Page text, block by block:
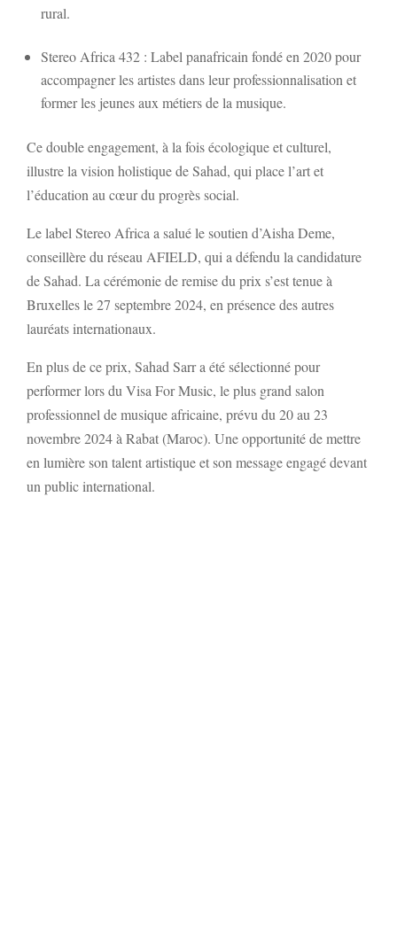
rural.
Stereo Africa 432 : Label panafricain fondé en 2020 pour
accompagner les artistes dans leur professionnalisation et
former les jeunes aux métiers de la musique.
Ce double engagement, à la fois écologique et culturel,
illustre la vision holistique de Sahad, qui place l’art et
l’éducation au cœur du progrès social.
Le label Stereo Africa a salué le soutien d’Aisha Deme,
conseillère du réseau AFIELD, qui a défendu la candidature
de Sahad. La cérémonie de remise du prix s’est tenue à
Bruxelles le 27 septembre 2024, en présence des autres
lauréats internationaux.
En plus de ce prix, Sahad Sarr a été sélectionné pour
performer lors du Visa For Music, le plus grand salon
professionnel de musique africaine, prévu du 20 au 23
novembre 2024 à Rabat (Maroc). Une opportunité de mettre
en lumière son talent artistique et son message engagé devant
un public international.